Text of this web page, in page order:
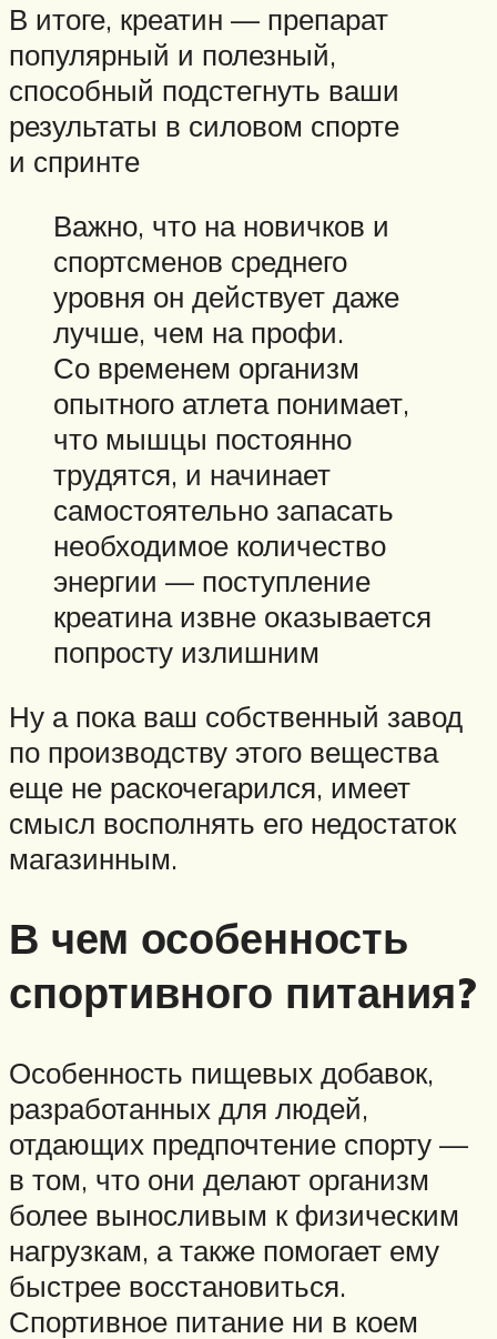
В итоге, креатин — препарат
популярный и полезный,
способный подстегнуть ваши
результаты в силовом спорте
и спринте
Важно, что на новичков и
спортсменов среднего
уровня он действует даже
лучше, чем на профи.
Со временем организм
опытного атлета понимает,
что мышцы постоянно
трудятся, и начинает
самостоятельно запасать
необходимое количество
энергии — поступление
креатина извне оказывается
попросту излишним
Ну а пока ваш собственный завод
по производству этого вещества
еще не раскочегарился, имеет
смысл восполнять его недостаток
магазинным.
В чем особенность
спортивного питания?
Особенность пищевых добавок,
разработанных для людей,
отдающих предпочтение спорту —
в том, что они делают организм
более выносливым к физическим
нагрузкам, а также помогает ему
быстрее восстановиться.
Спортивное питание ни в коем